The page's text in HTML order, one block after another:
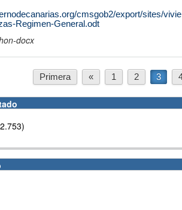
cmsgob2/export/sites/
Regimen-General.odt
docx
Primera « 1 2 3